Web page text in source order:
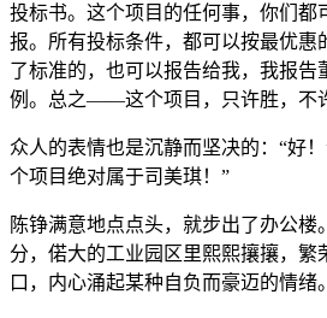
投标书。这个项目的任何事，你们都
报。所有投标条件，都可以按最优惠
了标准的，也可以报告给我，我报告
例。总之——这个项目，只许胜，不
众人的表情也是沉静而坚决的：“好
个项目绝对属于司美琪！”
陈铮满意地点点头，就步出了办公楼
分，偌大的工业园区里熙熙攘攘，繁
口，内心涌起某种自负而豪迈的情绪。